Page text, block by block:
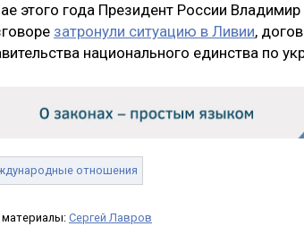
этого года Президент России
затронули ситуацию в Ливии,
национального единства по
отношения
Сергей Лавров